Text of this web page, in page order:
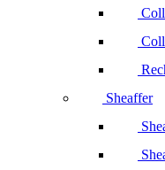
Sheaffer